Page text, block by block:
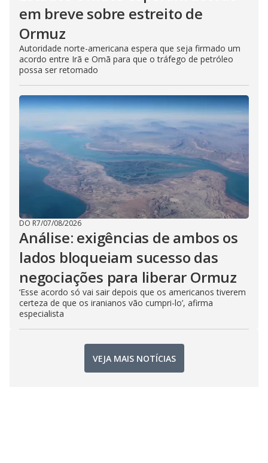
em breve sobre estreito de
Ormuz
Autoridade norte-americana espera que seja firmado um
acordo entre Irã e Omã para que o tráfego de petróleo
possa ser retomado
DO R7/07/08/2026
Análise: exigências de ambos os
lados bloqueiam sucesso das
negociações para liberar Ormuz
‘Esse acordo só vai sair depois que os americanos tiverem
certeza de que os iranianos vão cumpri-lo’, afirma
especialista
VEJA MAIS NOTÍCIAS